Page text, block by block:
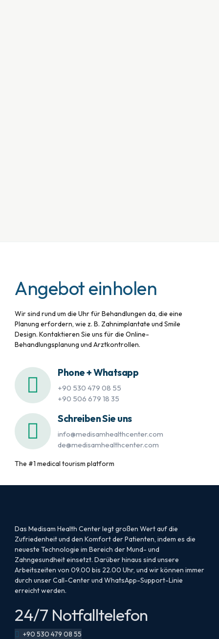
Angebot einholen
Wir sind rund um die Uhr für Behandlungen da, die eine
Planung erfordern, wie z. B. Zahnimplantate und Smile
Design. Kontaktieren Sie uns für die Online-
Behandlungsplanung und Arztkontrollen.
Phone + Whatsapp
+90 530 479 08 55
+90 506 679 18 35
Schreiben Sie uns
info@medisamhealthcenter.com
de@medisamhealthcenter.com
The #1 medical tourism platform
Das Medisam Health Center legt großen Wert auf die
Zufriedenheit und den Komfort der Patienten, indem es die
neueste Technologie im Bereich der Mund- und
Zahngesundheit einsetzt. Darüber hinaus sind unsere
Arbeitszeiten von 09.00 bis 22.00 Uhr, und wir können immer
durch unser Call-Center und WhatsApp-Support-Linie
erreicht werden.
24/7 Notfalltelefon
+90 530 479 08 55